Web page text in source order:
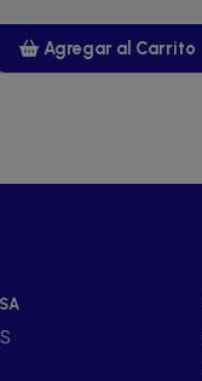
Agregar al Carrito